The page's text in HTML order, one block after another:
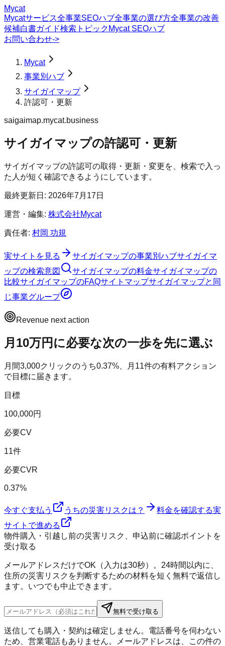
Mycat
Mycatサービス全事業SEOハブ全事業の選び方全事業の改善
候補白書ガイド検索トピック Mycat SEOハブ
お問い合わせ->
Mycat
事業別ハブ
サイガイマップ
許認可・更新
saigaimap.mycat.business
サイガイマップの許認可・更新
サイガイマップの許認可の取得・更新・変更を、検索で入っ
た人が短く確認できるようにしています。
最終更新日: 2026年7月17日
運営・編集: 株式会社Mycat
責任者: 村岡 功規
実サイトを見る サイガイマップの事業別ハブサイガイマ
ップの検索意図 サイガイマップの料金サイガイマップの
比較サイガイマップのFAQサイトマップサイガイマップと同
じ事業グループ
Revenue next action
月10万円に必要な次の一歩を先に選ぶ
月間3,000クリックのうち0.37%、月 11件の有料アクション
で目標に届きます。
目標
100,000円
必要CV
11件
必要CVR
0.37%
今すぐ支払う うちの災害リスクは？ 料金を確認する実
サイトで進める
物件購入・引越し前の災害リスク、申込前に確認ポイントを
受け取る
メールアドレスだけでOK（入力は30秒）。24時間以内に、
住所の災害リスクを判断するための材料を短く無料で返信し
ます。いつでも中止できます。
無料で受け取る
送信しても購入・契約は確定しません。電話番号を伺わない
ため、営業電話もありません。メールアドレスは、この件の